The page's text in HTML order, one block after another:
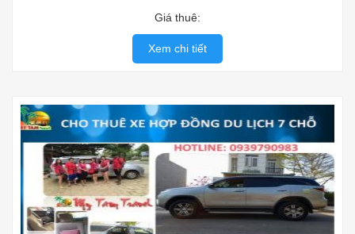
Giá thuê:
Xem chi tiết